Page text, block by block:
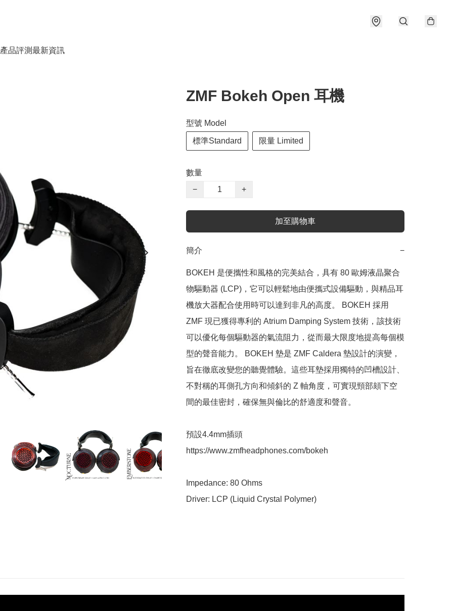
產品評測最新資訊
ZMF Bokeh Open 耳機
型號 Model
標準Standard 限量 Limited
數量
−
+
加至購物車
簡介 −
BOKEH 是便攜性和風格的完美結合，具有 80 歐姆液晶聚合
物驅動器 (LCP)，它可以輕鬆地由便攜式設備驅動，與精品耳
機放大器配合使用時可以達到非凡的高度。 BOKEH 採用
ZMF 現已獲得專利的 Atrium Damping System 技術，該技術
可以優化每個驅動器的氣流阻力，從而最大限度地提高每個模
型的聲音能力。 BOKEH 墊是 ZMF Caldera 墊設計的演變，
旨在徹底改變您的聽覺體驗。這些耳墊採用獨特的凹槽設計、
不對稱的耳側孔方向和傾斜的 Z 軸角度，可實現頸部頦下空
間的最佳密封，確保無與倫比的舒適度和聲音。
預設4.4mm插頭
https://www.zmfheadphones.com/bokeh
Impedance: 80 Ohms
Driver: LCP (Liquid Crystal Polymer)